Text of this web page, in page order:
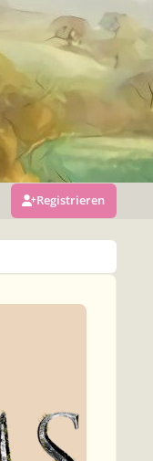
Registrieren